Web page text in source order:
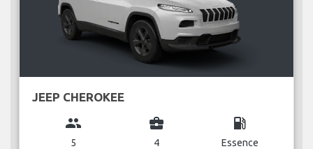
JEEP CHEROKEE
group
5
business_center
4
local_gas_station
Essence